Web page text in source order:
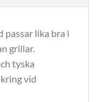
passar lika bra i
grillar.
tyska
vid